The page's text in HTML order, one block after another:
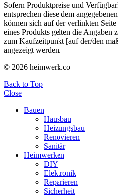
Sofern Produktpreise und
entsprechen diese dem
können sich auf der verlinkten
eines Produkts gelten die Angaben
zum Kaufzeitpunkt [auf der/den
angezeigt werden.
© 2026 heimwerk.co
Back to Top
Close
Bauen
Hausbau
Heizungsbau
Renovieren
Sanitär
Heimwerken
DIY
Elektronik
Reparieren
Sicherheit